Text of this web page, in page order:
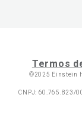
Termos
©2025 Einstein
CNPJ: 60.765.823/